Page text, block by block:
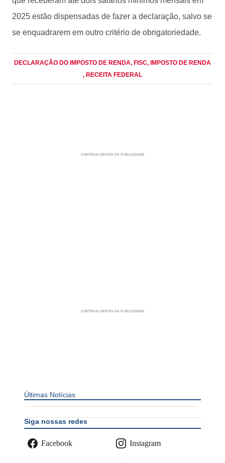
2025 estão dispensadas de fazer a declaração, salvo se
se enquadrarem em outro critério de obrigatoriedade.
DECLARAÇÃO DO IMPOSTO DE RENDA, FISC, IMPOSTO DE RENDA
, RECEITA FEDERAL
Últimas Notícias
Siga nossas redes
Facebook Instagram